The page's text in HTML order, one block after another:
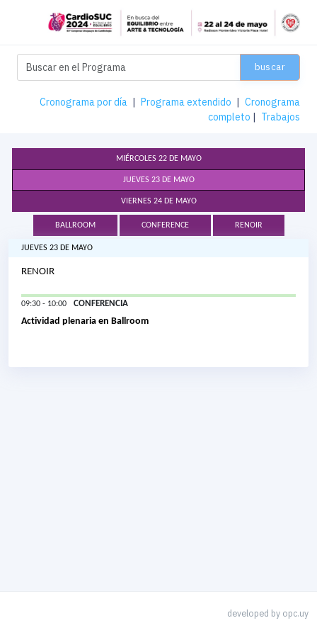
buscar
Cronograma por día | Programa extendido | Cronograma
completo | Trabajos
MIÉRCOLES 22 DE MAYO
JUEVES 23 DE MAYO
VIERNES 24 DE MAYO
BALLROOM CONFERENCE RENOIR
JUEVES 23 DE MAYO
RENOIR
09:30 - 10:00 CONFERENCIA
Actividad plenaria en Ballroom
developed by opc.uy